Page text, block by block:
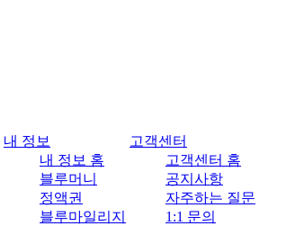
내 정보
내 정보 홈
블루머니
정액권
블루마일리지
고객센터
고객센터 홈
공지사항
자주하는 질문
1:1 문의